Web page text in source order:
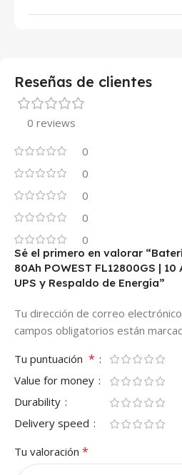
Reseñas de clientes
0 reviews
0
0
0
0
0
Sé el primero en valorar
80Ah POWEST FL12800GS |
UPS y Respaldo de Energía”
Tu dirección de correo
campos obligatorios están
Tu puntuación *
Value for money
Durability
Delivery speed
Tu valoración *